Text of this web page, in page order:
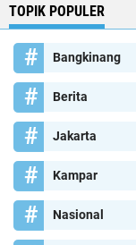
TOPIK POPULER
Bangkinang
Berita
Jakarta
Kampar
Nasional